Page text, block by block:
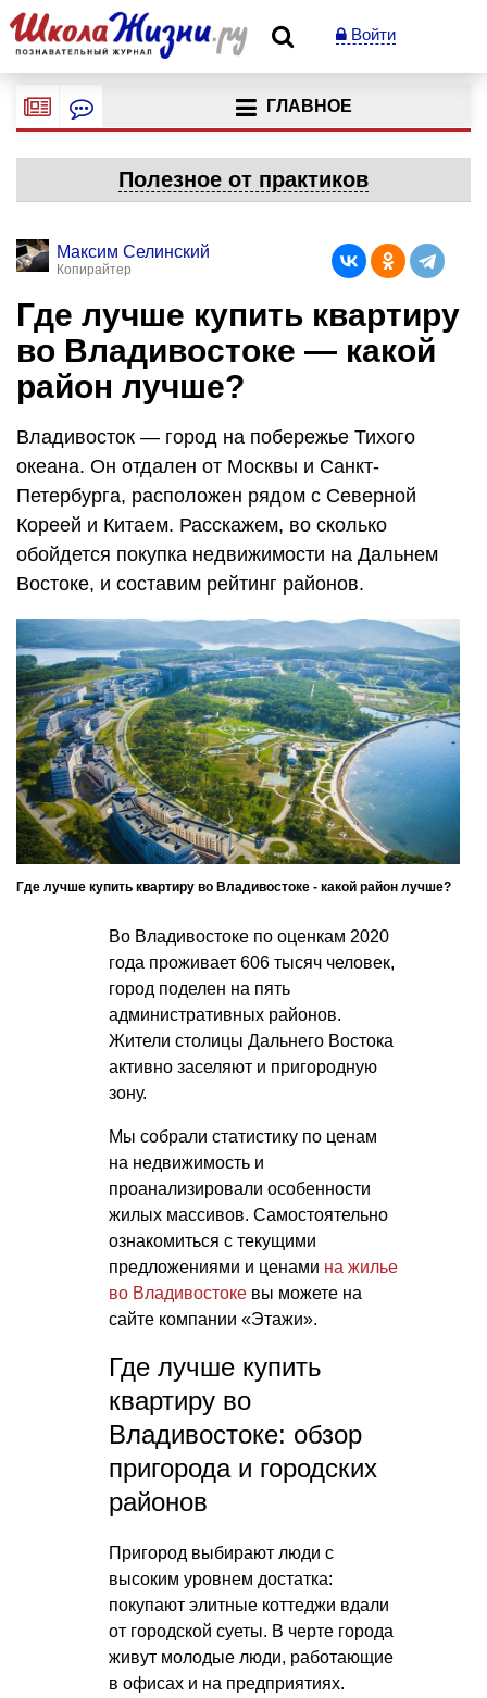
Войти
ГЛАВНОЕ
Полезное от практиков
Максим Селинский
Копирайтер
Где лучше купить квартиру
во Владивостоке — какой
район лучше?
Владивосток — город на побережье Тихого
океана. Он отдален от Москвы и Санкт-
Петербурга, расположен рядом с Северной
Кореей и Китаем. Расскажем, во сколько
обойдется покупка недвижимости на Дальнем
Востоке, и составим рейтинг районов.
Где лучше купить квартиру во Владивостоке - какой район лучше?
Во Владивостоке по оценкам 2020
года проживает 606 тысяч человек,
город поделен на пять
административных районов.
Жители столицы Дальнего Востока
активно заселяют и пригородную
зону.
Мы собрали статистику по ценам
на недвижимость и
проанализировали особенности
жилых массивов. Самостоятельно
ознакомиться с текущими
предложениями и ценами на жилье
во Владивостоке вы можете на
сайте компании «Этажи».
Где лучше купить
квартиру во
Владивостоке: обзор
пригорода и городских
районов
Пригород выбирают люди с
высоким уровнем достатка:
покупают элитные коттеджи вдали
от городской суеты. В черте города
живут молодые люди, работающие
в офисах и на предприятиях.